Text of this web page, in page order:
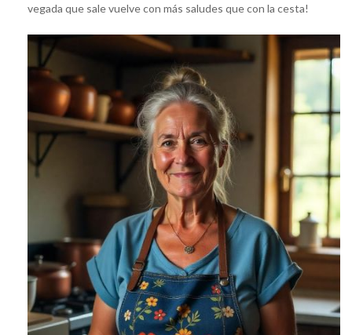
vegada que sale vuelve con más saludes que con la cesta!